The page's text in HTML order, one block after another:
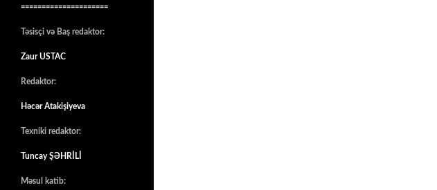
=====================
Təsisçi və Baş redaktor:
Zaur USTAC
Redaktor:
Həcər Atakişiyeva
Texniki redaktor:
Tuncay ŞƏHRİLİ
Məsul katib: